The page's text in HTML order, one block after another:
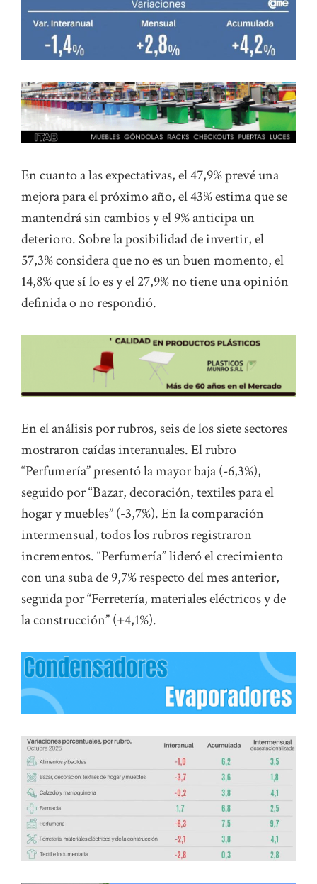
En cuanto a las expectativas, el 47,9% prevé una
mejora para el próximo año, el 43% estima que se
mantendrá sin cambios y el 9% anticipa un
deterioro. Sobre la posibilidad de invertir, el
57,3% considera que no es un buen momento, el
14,8% que sí lo es y el 27,9% no tiene una opinión
definida o no respondió.
En el análisis por rubros, seis de los siete sectores
mostraron caídas interanuales. El rubro
“Perfumería” presentó la mayor baja (-6,3%),
seguido por “Bazar, decoración, textiles para el
hogar y muebles” (-3,7%). En la comparación
intermensual, todos los rubros registraron
incrementos. “Perfumería” lideró el crecimiento
con una suba de 9,7% respecto del mes anterior,
seguida por “Ferretería, materiales eléctricos y de
la construcción” (+4,1%).